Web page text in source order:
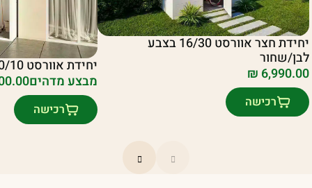
יחידת חצר אוורסט 16/30 בצבע
לבן/שחור
₪ 6,990.00
רכישה
יחידת אוורסט 10/10 בצבע לבן/שחור
מבצע מדהים
רכישה